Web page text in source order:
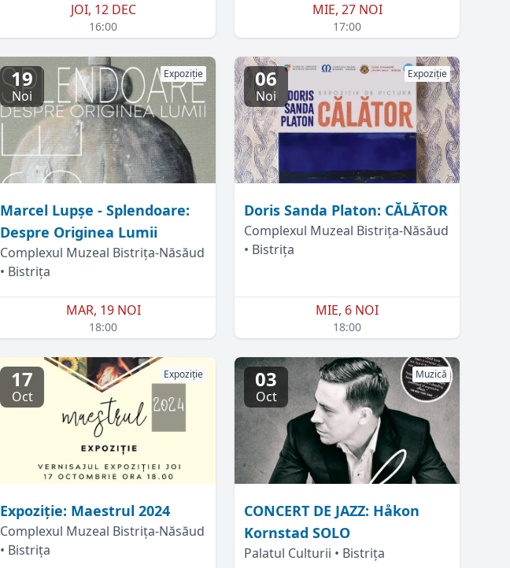
JOI, 12 DEC
16:00
MIE, 27 NOI
17:00
19
Noi
Expoziție
Marcel Lupșe - Splendoare:
Despre Originea Lumii
Complexul Muzeal Bistrița-Năsăud
• Bistrița
MAR, 19 NOI
18:00
06
Noi
Expoziție
Doris Sanda Platon: CĂLĂTOR
Complexul Muzeal Bistrița-Năsăud
• Bistrița
MIE, 6 NOI
18:00
17
Oct
Expoziție
Expoziție: Maestrul 2024
Complexul Muzeal Bistrița-Năsăud
• Bistrița
03
Oct
Muzică
CONCERT DE JAZZ: Håkon
Kornstad SOLO
Palatul Culturii • Bistrița